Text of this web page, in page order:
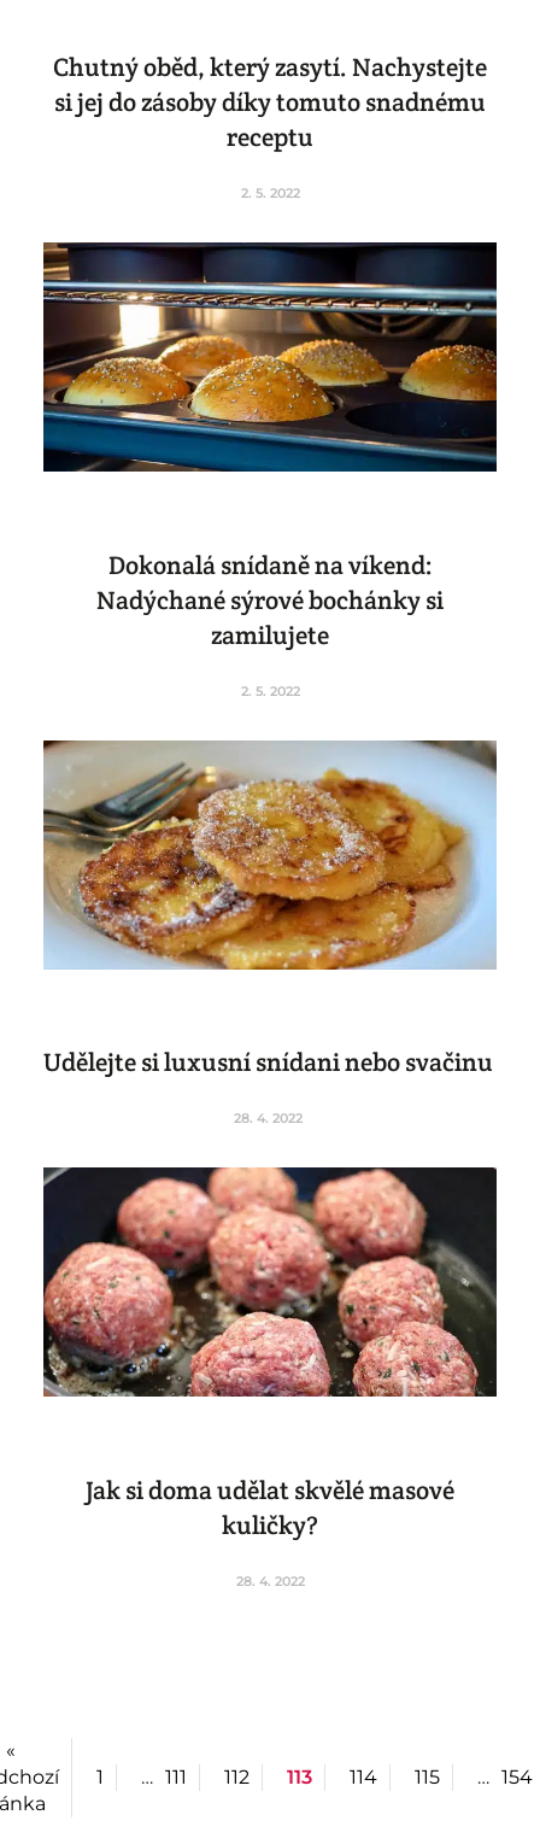
Chutný oběd, který zasytí. Nachystejte
si jej do zásoby díky tomuto snadnému
receptu
2. 5. 2022
Dokonalá snídaně na víkend:
Nadýchané sýrové bochánky si
zamilujete
2. 5. 2022
Udělejte si luxusní snídani nebo svačinu
28. 4. 2022
Jak si doma udělat skvělé masové
kuličky?
28. 4. 2022
«
1 … 111 112 113 114 115 … 154